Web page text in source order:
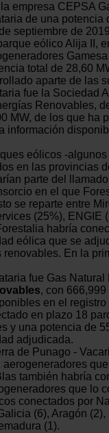
empresa CEPSA
de una potencia
septiembre de
eólico Alija II,
total de 28,60
aparte de las
fue la Sociedad
Renovables,
MW, de los que ha
información
eólicos -
en las provincias
parte del
en el que
se reparte entre
(25%), ENGIE
habría
eólica que se
renovables. En la
fue Gas
, con 666,999
en el registro
en plazo 18
y una potencia de
adjudicada.
de Punago -
también habría
que lo
conectados por
(6), Aragón (2),
(1).